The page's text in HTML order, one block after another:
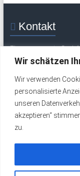
Wir schätzen
Wir verwenden
personalisierte
unseren
akzeptieren“
zu.
Kontakt
Flugsportverein
Mittelweg 30
Tel.: +49 (0) 9762
Tel.: +49 (0) 9762 324
Impressum